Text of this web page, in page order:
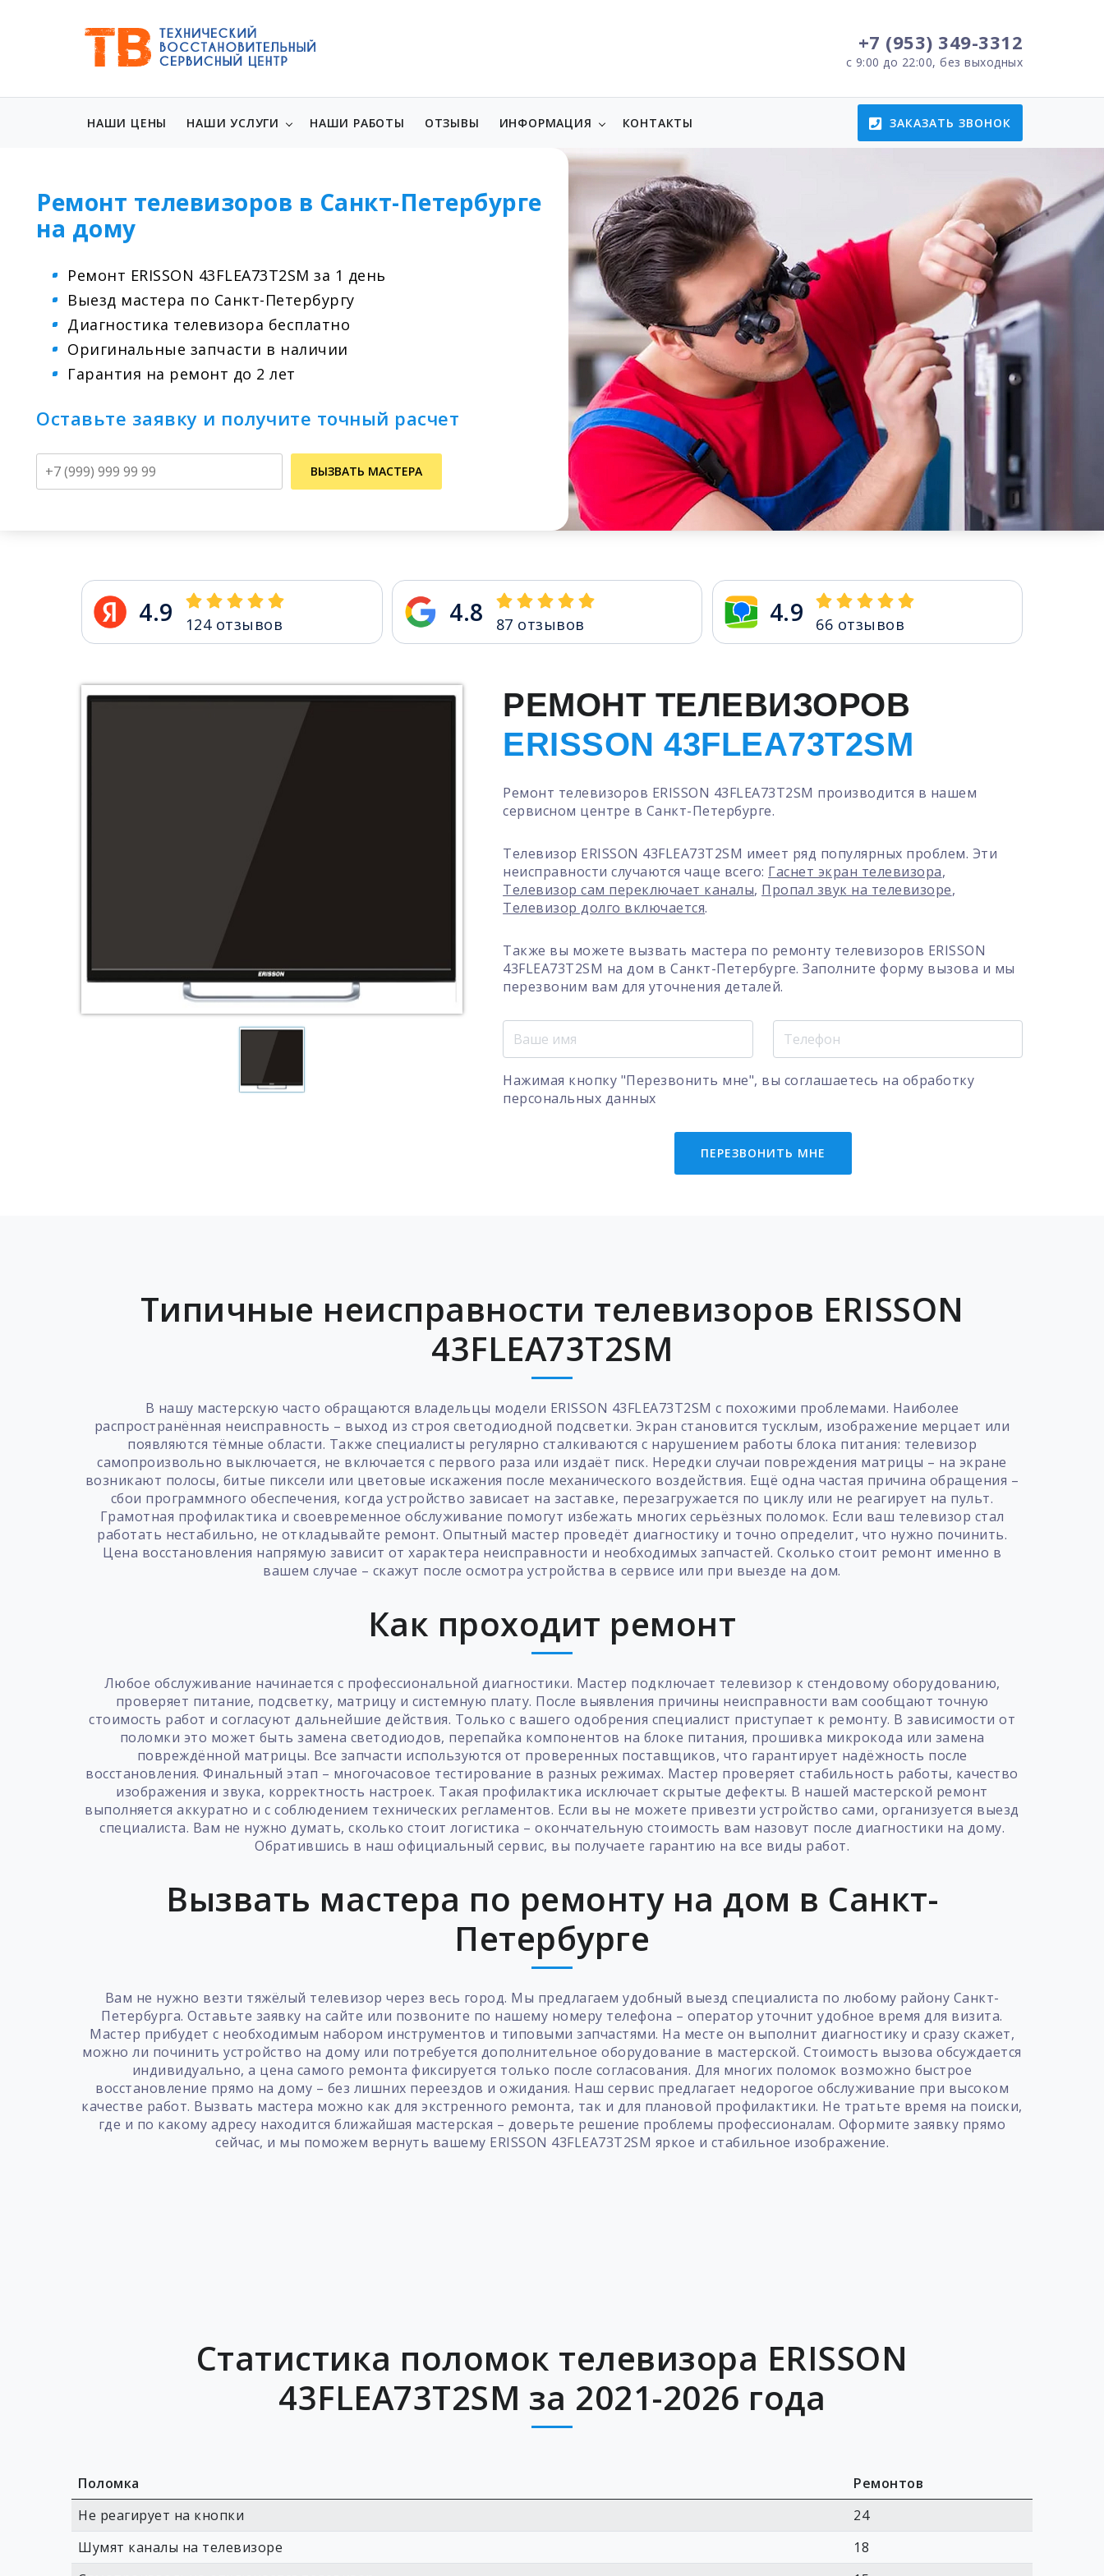
+7 (953) 349-3312
с 9:00 до 22:00, без выходных
НАШИ ЦЕНЫ НАШИ УСЛУГИ НАШИ РАБОТЫ ОТЗЫВЫ ИНФОРМАЦИЯ КОНТАКТЫ ЗАКАЗАТЬ ЗВОНОК
Ремонт телевизоров в Санкт-Петербурге
на дому
Ремонт ERISSON 43FLEA73T2SM за 1 день
Выезд мастера по Санкт-Петербургу
Диагностика телевизора бесплатно
Оригинальные запчасти в наличии
Гарантия на ремонт до 2 лет
Оставьте заявку и получите точный расчет
ВЫЗВАТЬ МАСТЕРА
4.9 124отзывов 4.8 87 отзывов 4.9 66 отзывов
РЕМОНТ ТЕЛЕВИЗОРОВ
ERISSON 43FLEA73T2SM
Ремонт телевизоров ERISSON 43FLEA73T2SM производится в нашем
сервисном центре в Санкт-Петербурге.
Телевизор ERISSON 43FLEA73T2SM имеет ряд популярных проблем. Эти
неисправности случаются чаще всего: Гаснет экран телевизора,
Телевизор сам переключает каналы, Пропал звук на телевизоре,
Телевизор долго включается.
Также вы можете вызвать мастера по ремонту телевизоров ERISSON
43FLEA73T2SM на дом в Санкт-Петербурге. Заполните форму вызова и мы
перезвоним вам для уточнения деталей.
Нажимая кнопку "Перезвонить мне", вы соглашаетесь на обработку
персональных данных
ПЕРЕЗВОНИТЬ МНЕ
Типичные неисправности телевизоров ERISSON
43FLEA73T2SM
В нашу мастерскую часто обращаются владельцы модели ERISSON 43FLEA73T2SM с похожими проблемами. Наиболее
распространённая неисправность – выход из строя светодиодной подсветки. Экран становится тусклым, изображение мерцает или
появляются тёмные области. Также специалисты регулярно сталкиваются с нарушением работы блока питания: телевизор
самопроизвольно выключается, не включается с первого раза или издаёт писк. Нередки случаи повреждения матрицы – на экране
возникают полосы, битые пиксели или цветовые искажения после механического воздействия. Ещё одна частая причина обращения –
сбои программного обеспечения, когда устройство зависает на заставке, перезагружается по циклу или не реагирует на пульт.
Грамотная профилактика и своевременное обслуживание помогут избежать многих серьёзных поломок. Если ваш телевизор стал
работать нестабильно, не откладывайте ремонт. Опытный мастер проведёт диагностику и точно определит, что нужно починить.
Цена восстановления напрямую зависит от характера неисправности и необходимых запчастей. Сколько стоит ремонт именно в
вашем случае – скажут после осмотра устройства в сервисе или при выезде на дом.
Как проходит ремонт
Любое обслуживание начинается с профессиональной диагностики. Мастер подключает телевизор к стендовому оборудованию,
проверяет питание, подсветку, матрицу и системную плату. После выявления причины неисправности вам сообщают точную
стоимость работ и согласуют дальнейшие действия. Только с вашего одобрения специалист приступает к ремонту. В зависимости от
поломки это может быть замена светодиодов, перепайка компонентов на блоке питания, прошивка микрокода или замена
повреждённой матрицы. Все запчасти используются от проверенных поставщиков, что гарантирует надёжность после
восстановления. Финальный этап – многочасовое тестирование в разных режимах. Мастер проверяет стабильность работы, качество
изображения и звука, корректность настроек. Такая профилактика исключает скрытые дефекты. В нашей мастерской ремонт
выполняется аккуратно и с соблюдением технических регламентов. Если вы не можете привезти устройство сами, организуется выезд
специалиста. Вам не нужно думать, сколько стоит логистика – окончательную стоимость вам назовут после диагностики на дому.
Обратившись в наш официальный сервис, вы получаете гарантию на все виды работ.
Вызвать мастера по ремонту на дом в Санкт-
Петербурге
Вам не нужно везти тяжёлый телевизор через весь город. Мы предлагаем удобный выезд специалиста по любому району Санкт-
Петербурга. Оставьте заявку на сайте или позвоните по нашему номеру телефона – оператор уточнит удобное время для визита.
Мастер прибудет с необходимым набором инструментов и типовыми запчастями. На месте он выполнит диагностику и сразу скажет,
можно ли починить устройство на дому или потребуется дополнительное оборудование в мастерской. Стоимость вызова обсуждается
индивидуально, а цена самого ремонта фиксируется только после согласования. Для многих поломок возможно быстрое
восстановление прямо на дому – без лишних переездов и ожидания. Наш сервис предлагает недорогое обслуживание при высоком
качестве работ. Вызвать мастера можно как для экстренного ремонта, так и для плановой профилактики. Не тратьте время на поиски,
где и по какому адресу находится ближайшая мастерская – доверьте решение проблемы профессионалам. Оформите заявку прямо
сейчас, и мы поможем вернуть вашему ERISSON 43FLEA73T2SM яркое и стабильное изображение.
Статистика поломок телевизора ERISSON
43FLEA73T2SM за 2021-2026 года
Поломка
Ремонтов
Не реагирует на кнопки
24
Шумят каналы на телевизоре
18